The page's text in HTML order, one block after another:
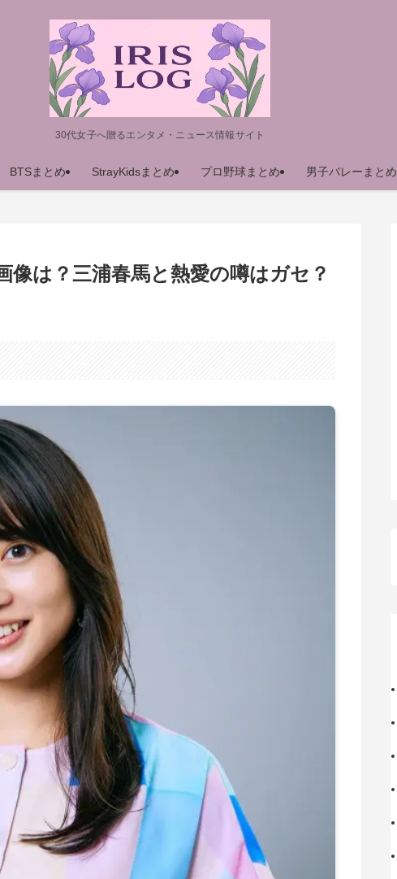
30代女子へ贈るエンタメ・ニュース情報サイト
BTSまとめ StrayKidsまとめ プロ野球まとめ 男子バレーまとめ
像は？三浦春馬と熱愛の噂はガセ？